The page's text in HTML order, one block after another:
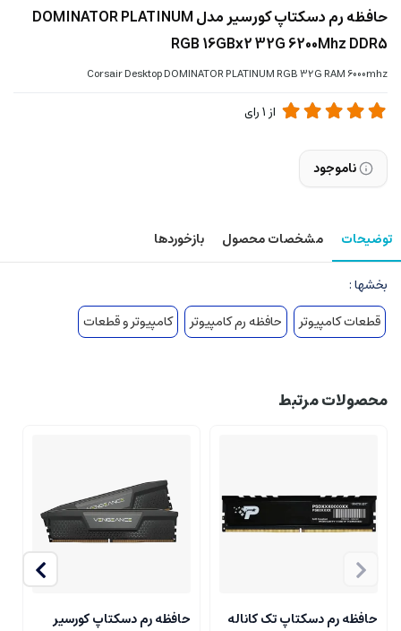
حافظه رم دسکتاپ کورسیر مدل DOMINATOR PLATINUM
RGB 16GBx2 32G 6200Mhz DDR5
Corsair Desktop DOMINATOR PLATINUM RGB 32G RAM 6000mhz
از 1رای
ناموجود
توضیحات مشخصات محصول بازخوردها
بخشها :
قطعات کامپیوتر
حافظه رم کامپیوتر کامپیوتر و قطعات
محصولات مرتبط
حافظه رم دسکتاپ تک کاناله
حافظه رم دسکتاپ کورسیر